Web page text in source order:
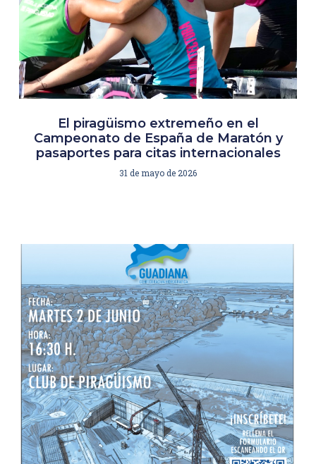
El piragüismo extremeño en el
Campeonato de España de Maratón y
pasaportes para citas internacionales
31 de mayo de 2026